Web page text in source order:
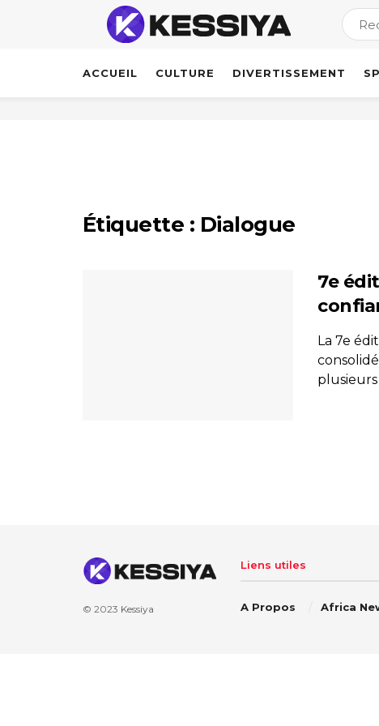
ACCUEIL CULTURE DIVERTISSEMENT
Étiquette : Dialogue
7e
La 7e
© 2023 Kessiya
Liens utiles
A Propos Africa